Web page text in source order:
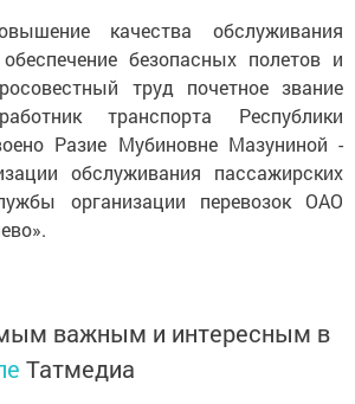
качества обслуживания
безопасных полетов и
труд почетное звание
транспорта Республики
Разие Мубиновне Мазуниной -
обслуживания пассажирских
организации перевозок ОАО
важным и интересным в
Татмедиа